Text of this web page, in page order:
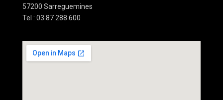
57200 Sarreguemines
Tel : 03 87 288 600